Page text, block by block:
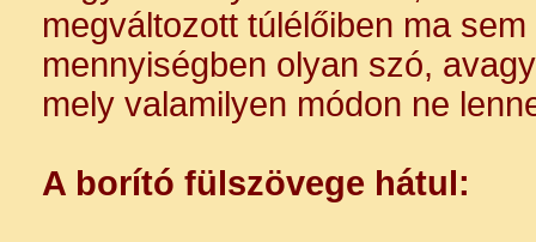
megváltozott túlélőiben ma
mennyiségben olyan szó,
mely valamilyen módon ne
​A borító fülszövege hátul: